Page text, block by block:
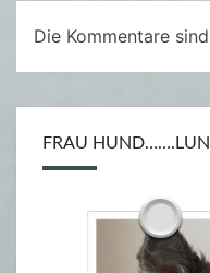
Die Kommentare
FRAU